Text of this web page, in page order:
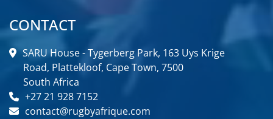
CONTACT
SARU House - Tygerberg Park, 163 Uys Krige
Road, Plattekloof, Cape Town, 7500
South Africa
+27 21 928 7152
contact@rugbyafrique.com